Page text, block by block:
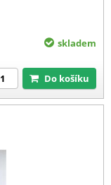
skladem
Do košíku